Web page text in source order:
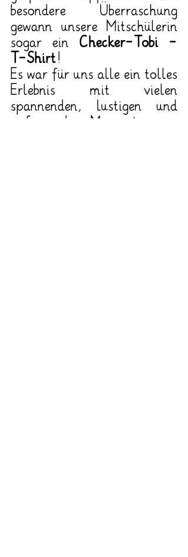
besondere Überraschung
gewann unsere Mitschülerin
sogar ein Checker-Tobi -
T-Shirt!
Es war für uns alle ein tolles
Erlebnis mit vielen
spannenden, lustigen und
aufregenden Momenten, an